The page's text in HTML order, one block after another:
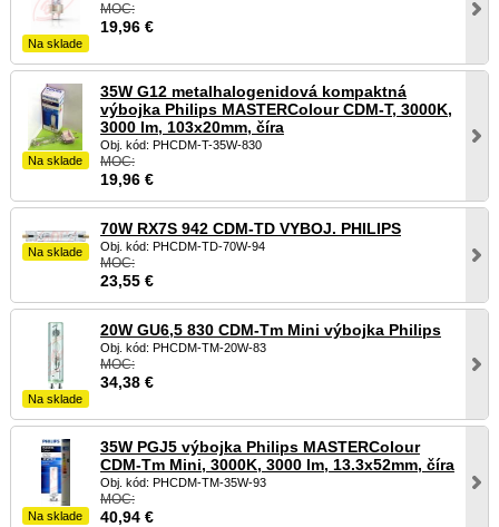
Na sklade
MOC:
19,96€
Na sklade
35W G12 metalhalogenidová kompaktná
výbojka Philips MASTERColour CDM-T, 3000K,
3000 lm, 103x20mm, číra
Obj. kód: PHCDM-T-35W-830
MOC:
19,96€
Na sklade
70W RX7S 942 CDM-TD VYBOJ. PHILIPS
Obj. kód: PHCDM-TD-70W-94
MOC:
23,55€
Na sklade
20W GU6,5 830 CDM-Tm Mini výbojka Philips
Obj. kód: PHCDM-TM-20W-83
MOC:
34,38€
Na sklade
35W PGJ5 výbojka Philips MASTERColour
CDM-Tm Mini, 3000K, 3000 lm, 13.3x52mm, číra
Obj. kód: PHCDM-TM-35W-93
MOC:
40,94€